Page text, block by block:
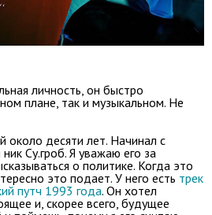
личность, он быстро
плане, так и музыкальном. Не
около десяти лет. Начинал с
Су.гроб. Я уважаю его за
о политике. Когда это
это подает. У него есть трек
путч 1993 года. Он хотел
и, скорее всего, будущее